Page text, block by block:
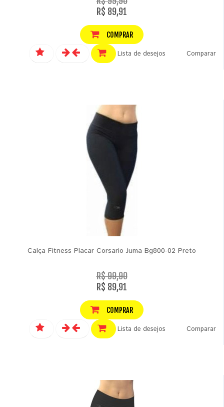
R$ 89,91
COMPRAR
Lista de desejos Comparar
Calça Fitness Placar Corsario Juma Bg800-02 Preto
R$ 99,90
R$ 89,91
COMPRAR
Lista de desejos Comparar